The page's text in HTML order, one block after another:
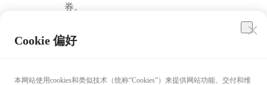
券。
Cookie 偏好
本网站使用cookies和类似技术（统称“Cookies”）来提供网站功能、交付和维